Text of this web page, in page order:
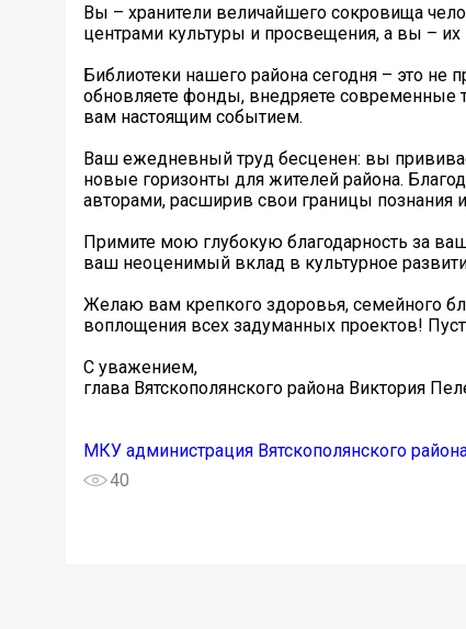
Вы – хранители величайшего сокровища
центрами культуры и просвещения, а вы –
Библиотеки нашего района сегодня – это не
обновляете фонды, внедряете современные
вам настоящим событием.
Ваш ежедневный труд бесценен: вы
новые горизонты для жителей района.
авторами, расширив свои границы познания
Примите мою глубокую благодарность за
ваш неоценимый вклад в культурное
Желаю вам крепкого здоровья, семейного
воплощения всех задуманных проектов!
С уважением,
глава Вятскополянского района Виктория
МКУ администрация Вятскополянского
40